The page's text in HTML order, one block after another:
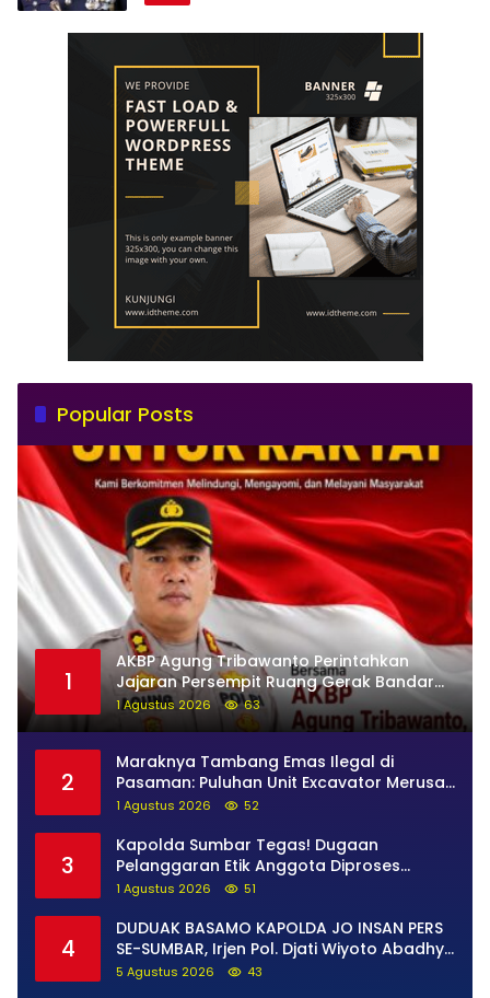
Popular Posts
1
AKBP Agung Tribawanto Perintahkan
Jajaran Persempit Ruang Gerak Bandar
Narkoba di Pasaman Barat
1 Agustus 2026 63
2
Maraknya Tambang Emas Ilegal di
Pasaman: Puluhan Unit Excavator Merusak
Alam, di Kawasan Muaro Sungai Lolo
1 Agustus 2026 52
3
Kapolda Sumbar Tegas! Dugaan
Pelanggaran Etik Anggota Diproses
Tanpa Pandang Bulu, Sidang Etik AKBP F
1 Agustus 2026 51
4
DUDUAK BASAMO KAPOLDA JO INSAN PERS
SE-SUMBAR, Irjen Pol. Djati Wiyoto Abadhy
Tegaskan Tak Ada Ruang bagi Pelanggar
5 Agustus 2026 43